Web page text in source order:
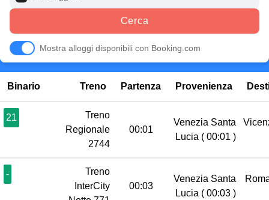
Cerca
Mostra alloggi disponibili con Booking.com
Binario Treno Partenza Provenienza
21
Treno
Regionale
2744
00:01
Venezia Santa
Lucia ( 00:01 )
-
Treno
InterCity
00:03
Venezia Santa
Lucia ( 00:03 )